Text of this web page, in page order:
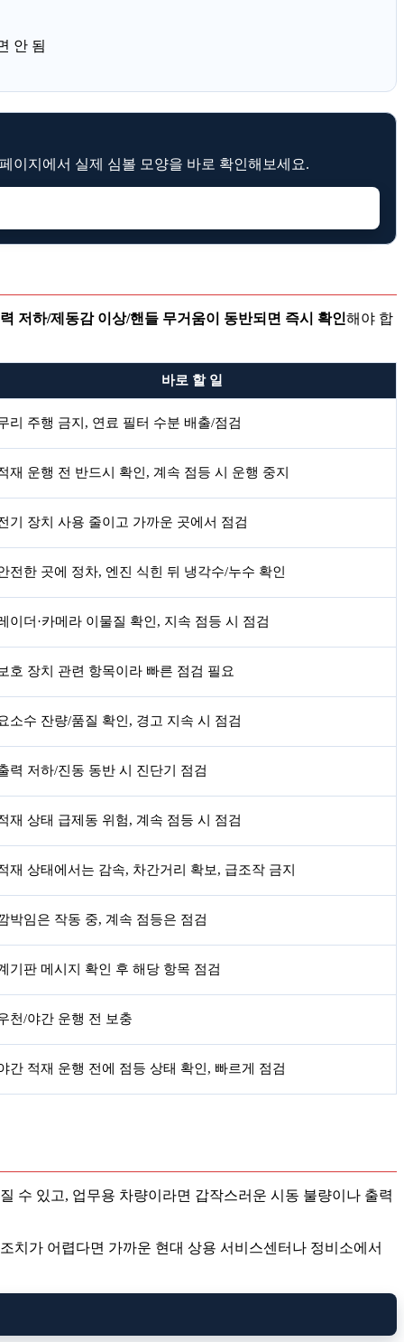
안 됨
이지에서 실제 심볼 모양을 바로 확인해보세요.
저하/제동감 이상/핸들 무거움이 동반되면 즉시 확인해야 합
바로 할 일
리 주행 금지, 연료 필터 수분 배출/점검
재 운행 전 반드시 확인, 계속 점등 시 운행 중지
기 장치 사용 줄이고 가까운 곳에서 점검
전한 곳에 정차, 엔진 식힌 뒤 냉각수/누수 확인
이더·카메라 이물질 확인, 지속 점등 시 점검
호 장치 관련 항목이라 빠른 점검 필요
소수 잔량/품질 확인, 경고 지속 시 점검
력 저하/진동 동반 시 진단기 점검
재 상태 급제동 위험, 계속 점등 시 점검
재 상태에서는 감속, 차간거리 확보, 급조작 금지
박임은 작동 중, 계속 점등은 점검
기판 메시지 확인 후 해당 항목 점검
천/야간 운행 전 보충
간 적재 운행 전에 점등 상태 확인, 빠르게 점검
수 있고, 업무용 차량이라면 갑작스러운 시동 불량이나 출력
치가 어렵다면 가까운 현대 상용 서비스센터나 정비소에서